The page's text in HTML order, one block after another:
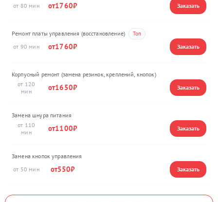
80
1760
Ремонт платы управления (восстановление)
90
1760
Корпусный ремонт (замена резинок, креплений, кнопок)
120
1650
Замена шнура питания
110
1100
Замена кнопок управления
50
550